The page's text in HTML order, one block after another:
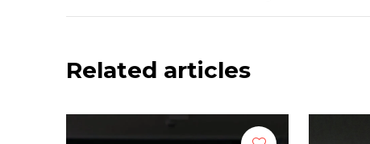
Related articles